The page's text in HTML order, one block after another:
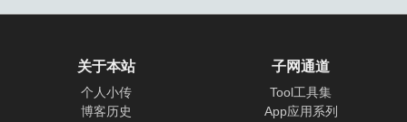
关于本站
个人小传
博客历史
子网通道
Tool工具集
App应用系列